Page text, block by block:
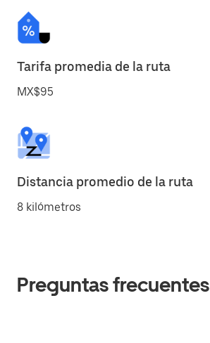
Tarifa promedia de la ruta
MX$95
Distancia promedio de la ruta
8 kilómetros
Preguntas frecuentes